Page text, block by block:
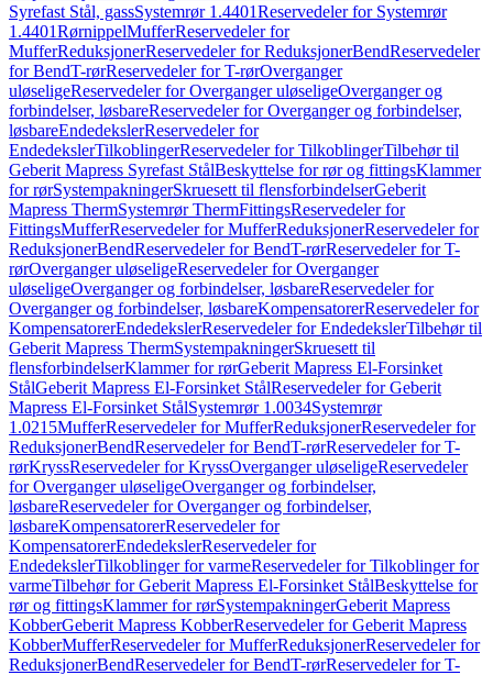
Syrefast Stål, gassSystemrør 1.4401Reservedeler for Systemrør
1.4401RørnippelMufferReservedeler for
MufferReduksjonerReservedeler for ReduksjonerBendReservedeler
for BendT-rørReservedeler for T-rørOverganger
uløseligeReservedeler for Overganger uløseligeOverganger og
forbindelser, løsbareReservedeler for Overganger og forbindelser,
løsbareEndedekslerReservedeler for
EndedekslerTilkoblingerReservedeler for TilkoblingerTilbehør til
Geberit Mapress Syrefast StålBeskyttelse for rør og fittingsKlammer
for rørSystempakningerSkruesett til flensforbindelserGeberit
Mapress ThermSystemrør ThermFittingsReservedeler for
FittingsMufferReservedeler for MufferReduksjonerReservedeler for
ReduksjonerBendReservedeler for BendT-rørReservedeler for T-
rørOverganger uløseligeReservedeler for Overganger
uløseligeOverganger og forbindelser, løsbareReservedeler for
Overganger og forbindelser, løsbareKompensatorerReservedeler for
KompensatorerEndedekslerReservedeler for EndedekslerTilbehør til
Geberit Mapress ThermSystempakningerSkruesett til
flensforbindelserKlammer for rørGeberit Mapress El-Forsinket
StålGeberit Mapress El-Forsinket StålReservedeler for Geberit
Mapress El-Forsinket StålSystemrør 1.0034Systemrør
1.0215MufferReservedeler for MufferReduksjonerReservedeler for
ReduksjonerBendReservedeler for BendT-rørReservedeler for T-
rørKryssReservedeler for KryssOverganger uløseligeReservedeler
for Overganger uløseligeOverganger og forbindelser,
løsbareReservedeler for Overganger og forbindelser,
løsbareKompensatorerReservedeler for
KompensatorerEndedekslerReservedeler for
EndedekslerTilkoblinger for varmeReservedeler for Tilkoblinger for
varmeTilbehør for Geberit Mapress El-Forsinket StålBeskyttelse for
rør og fittingsKlammer for rørSystempakningerGeberit Mapress
KobberGeberit Mapress KobberReservedeler for Geberit Mapress
KobberMufferReservedeler for MufferReduksjonerReservedeler for
ReduksjonerBendReservedeler for BendT-rørReservedeler for T-